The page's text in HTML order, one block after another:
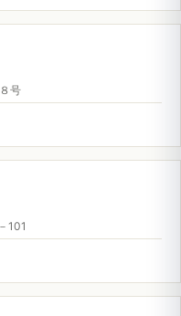
号
101